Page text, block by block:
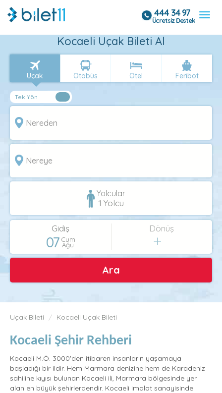
444 34 97
Ücretsiz Destek
Kocaeli Uçak Bileti Al
Uçak Otobüs Otel Feribot
Yolcular
1 Yolcu
Gidiş
07 Cum
Ağu
Dönüş
Ara
Uçak Bileti Kocaeli Uçak Bileti
Kocaeli Şehir Rehberi
Kocaeli M.Ö. 3000'den itibaren insanların yaşamaya
başladığı bir ildir. Hem Marmara denizine hem de Karadeniz
sahiline kıyısı bulunan Kocaeli ili, Marmara bölgesinde yer
alan en büyük şehirlerdendir. Kocaeli imalat sanayisinde